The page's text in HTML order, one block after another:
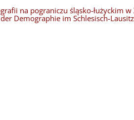
na pograniczu śląsko-łużyckim
Demographie im Schlesisch-